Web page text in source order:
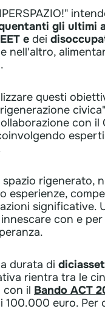
gli ultimi
e dei
nell'altro,
questi
con il
rigenerato,
esperienze,
significative.
con e
durata di
rientra tra le
con il Bando ACT
100.000 euro. Per